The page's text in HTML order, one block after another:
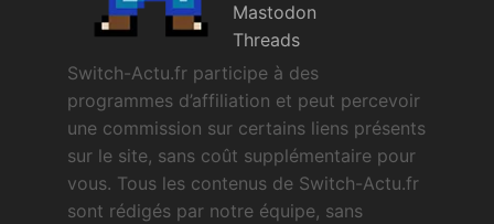
Mastodon
Threads
Switch-Actu.fr participe à des
programmes d’affiliation et peut percevoir
une commission sur certains liens présents
sur le site, sans coût supplémentaire pour
vous. Tous les contenus de Switch-Actu.fr
sont rédigés par notre équipe, sans